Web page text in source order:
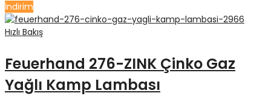
İndirim
Hızlı Bakış
Feuerhand 276-ZINK Çinko Gaz
Yağlı Kamp Lambası